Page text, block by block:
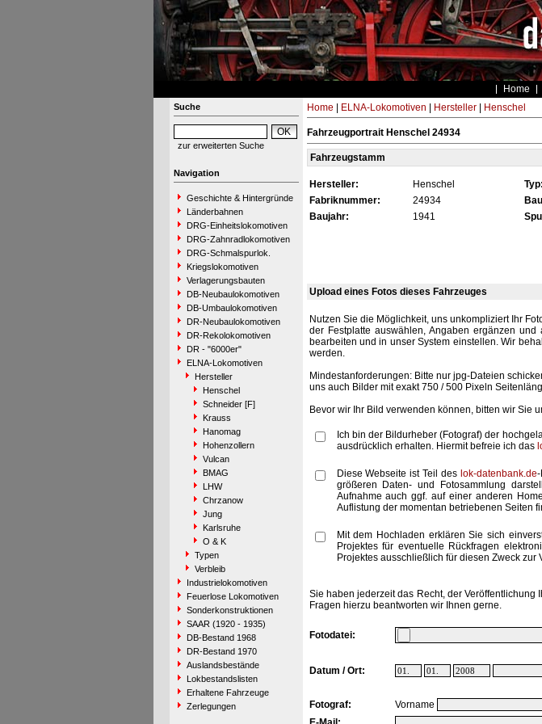
Home
Suche
zur erweiterten Suche
Navigation
Geschichte & Hintergründe
Länderbahnen
DRG-Einheitslokomotiven
DRG-Zahnradlokomotiven
DRG-Schmalspurlok.
Kriegslokomotiven
Verlagerungsbauten
DB-Neubaulokomotiven
DB-Umbaulokomotiven
DR-Neubaulokomotiven
DR-Rekolokomotiven
DR - "6000er"
ELNA-Lokomotiven
Hersteller
Henschel
Schneider [F]
Krauss
Hanomag
Hohenzollern
Vulcan
BMAG
LHW
Chrzanow
Jung
Karlsruhe
O & K
Typen
Verbleib
Industrielokomotiven
Feuerlose Lokomotiven
Sonderkonstruktionen
SAAR (1920 - 1935)
DB-Bestand 1968
DR-Bestand 1970
Auslandsbestände
Lokbestandslisten
Erhaltene Fahrzeuge
Zerlegungen
Home ELNA-Lokomotiven Hersteller| Henschel
Fahrzeugportrait Henschel 24934
Fahrzeugstamm
Hersteller: Henschel Typ:
Fabriknummer:
24934
Baujahr:
1941
Upload eines Fotos dieses Fahrzeuges
Nutzen Sie die Möglichkeit, uns unkompliziert Ihr
der Festplatte auswählen, Angaben ergänzen
bearbeiten und in unser System einstellen. Wir
werden.
Mindestanforderungen: Bitte nur jpg-Dateien
uns auch Bilder mit exakt 750 / 500 Pixeln
Bevor wir Ihr Bild verwenden können, bitten wir Sie
Ich bin der Bildurheber (Fotograf) der
ausdrücklich erhalten. Hiermit befreie ich das
Diese Webseite ist Teil des lok-datenbank.de
größeren Daten- und Fotosammlung
Aufnahme auch ggf. auf einer anderen
Auflistung der momentan betriebenen Seiten
Mit dem Hochladen erklären Sie sich
Projektes für eventuelle Rückfragen
Projektes ausschließlich für diesen Zweck
Sie haben jederzeit das Recht, der
Fragen hierzu beantworten wir Ihnen gerne.
Fotodatei:
Datum / Ort:
Fotograf: Vorname